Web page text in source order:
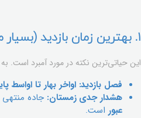
1. بهترین زمان بازدید (بسیار مهم!)
این حیاتی‌ترین نکته در مورد آمبرد است. به دلیل ارتفاع بسیار زیاد (۲,۳۰۰ متر)،
فصل بازدید: اواخر بهار تا اواسط
هشدار جدی زمستان: جاده
عبوراست.